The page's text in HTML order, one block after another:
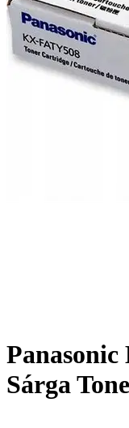
Sárga